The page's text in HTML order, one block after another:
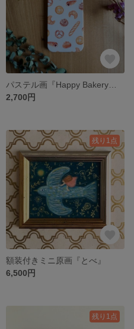
2,700円
残り1点
額装付きミニ原画『とべ』
6,500円
残り1点